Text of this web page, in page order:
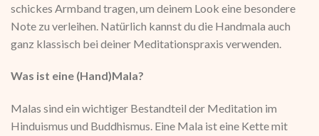
schickes Armband tragen, um deinem Look eine besondere
Note zu verleihen. Natürlich kannst du die Handmala auch
ganz klassisch bei deiner Meditationspraxis verwenden.
Was ist eine (Hand)Mala?
Malas sind ein wichtiger Bestandteil der Meditation im
Hinduismus und Buddhismus. Eine Mala ist eine Kette mit